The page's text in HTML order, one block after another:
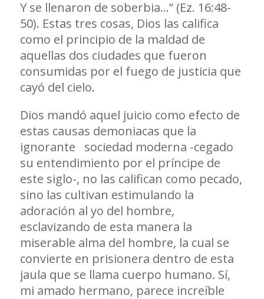
Y se llenaron de soberbia…” (Ez. 16:48-
50). Estas tres cosas, Dios las califica
como el principio de la maldad de
aquellas dos ciudades que fueron
consumidas por el fuego de justicia que
cayó del cielo.
Dios mandó aquel juicio como efecto de
estas causas demoniacas que la
ignorante sociedad moderna -cegado
su entendimiento por el príncipe de
este siglo-, no las califican como pecado,
sino las cultivan estimulando la
adoración al yo del hombre,
esclavizando de esta manera la
miserable alma del hombre, la cual se
convierte en prisionera dentro de esta
jaula que se llama cuerpo humano. Sí,
mi amado hermano, parece increíble